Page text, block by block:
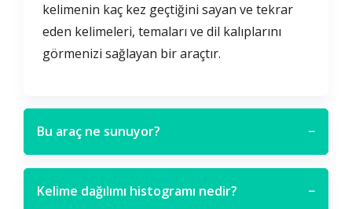
kelimenin kaç kez geçtiğini sayan ve tekrar
eden kelimeleri, temaları ve dil kalıplarını
görmenizi sağlayan bir araçtır.
Bu araç ne sunuyor? −
Kelime dağılımı histogramı nedir? −